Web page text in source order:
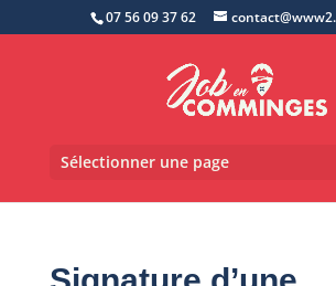
07 56 09 37 62
Sélectionner une page